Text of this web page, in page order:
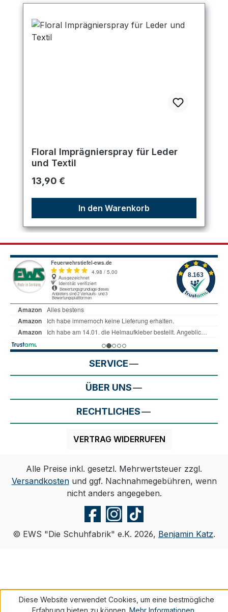
Floral Imprägnierspray für Leder
und Textil
Regulärer Preis:
13,90 €
In den Warenkorb
SERVICE
ÜBER UNS
RECHTLICHES
VERTRAG WIDERRUFEN
Alle Preise inkl. gesetzl. Mehrwertsteuer zzgl.
Versandkostenund ggf. Nachnahmegebühren, wenn
nicht anders angegeben.
© EWS "Die Schuhfabrik" e.K. 2026, Benjamin Katz.
Diese Website verwendet Cookies, um eine bestmögliche
Erfahrung bieten zu können. Mehr Informationen ...